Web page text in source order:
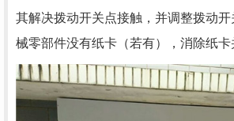
其解决拨动开关点接触，并调整拨动
械零部件没有纸卡（若有），消除纸卡